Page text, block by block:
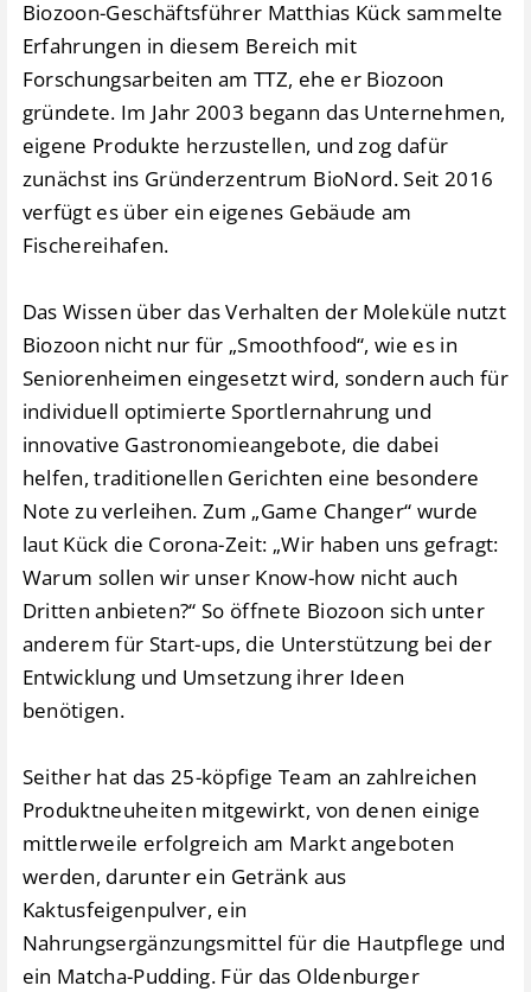
Biozoon-Geschäftsführer Matthias Kück sammelte
Erfahrungen in diesem Bereich mit
Forschungsarbeiten am TTZ, ehe er Biozoon
gründete. Im Jahr 2003 begann das Unternehmen,
eigene Produkte herzustellen, und zog dafür
zunächst ins Gründerzentrum BioNord. Seit 2016
verfügt es über ein eigenes Gebäude am
Fischereihafen.
Das Wissen über das Verhalten der Moleküle nutzt
Biozoon nicht nur für „Smoothfood“, wie es in
Seniorenheimen eingesetzt wird, sondern auch für
individuell optimierte Sportlernahrung und
innovative Gastronomieangebote, die dabei
helfen, traditionellen Gerichten eine besondere
Note zu verleihen. Zum „Game Changer“ wurde
laut Kück die Corona-Zeit: „Wir haben uns gefragt:
Warum sollen wir unser Know-how nicht auch
Dritten anbieten?“ So öffnete Biozoon sich unter
anderem für Start-ups, die Unterstützung bei der
Entwicklung und Umsetzung ihrer Ideen
benötigen.
Seither hat das 25-köpfige Team an zahlreichen
Produktneuheiten mitgewirkt, von denen einige
mittlerweile erfolgreich am Markt angeboten
werden, darunter ein Getränk aus
Kaktusfeigenpulver, ein
Nahrungsergänzungsmittel für die Hautpflege und
ein Matcha-Pudding. Für das Oldenburger